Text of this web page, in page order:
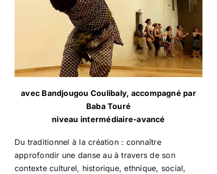
avec Bandjougou Coulibaly, accompagné par
Baba Touré
niveau intermédiaire-avancé
Du traditionnel à la création : connaître
approfondir une danse au à travers de son
contexte culturel, historique, ethnique, social,